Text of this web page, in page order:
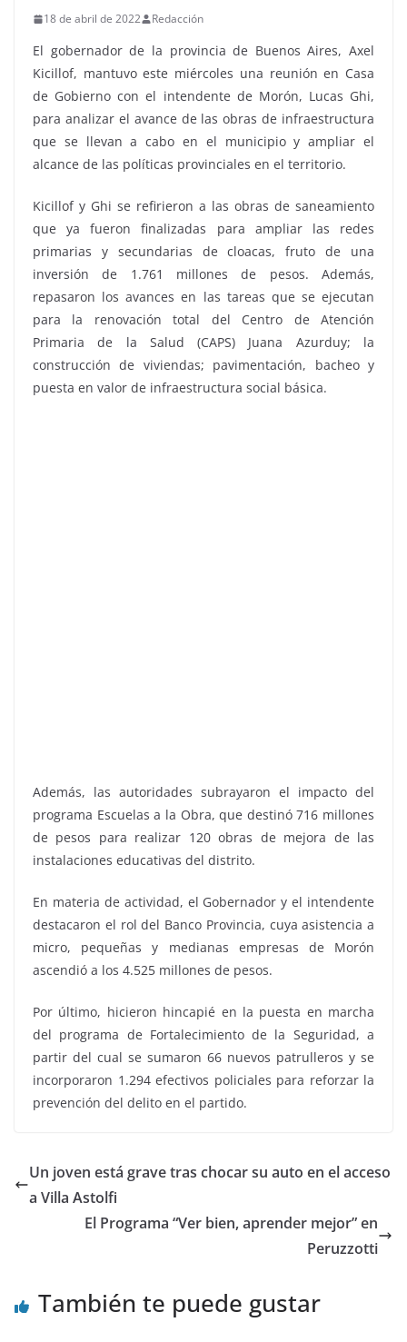
18 de abril de 2022 Redacción
El gobernador de la provincia de Buenos Aires, Axel
Kicillof, mantuvo este miércoles una reunión en Casa
de Gobierno con el intendente de Morón, Lucas Ghi,
para analizar el avance de las obras de infraestructura
que se llevan a cabo en el municipio y ampliar el
alcance de las políticas provinciales en el territorio.
Kicillof y Ghi se refirieron a las obras de saneamiento
que ya fueron finalizadas para ampliar las redes
primarias y secundarias de cloacas, fruto de una
inversión de 1.761 millones de pesos. Además,
repasaron los avances en las tareas que se ejecutan
para la renovación total del Centro de Atención
Primaria de la Salud (CAPS) Juana Azurduy; la
construcción de viviendas; pavimentación, bacheo y
puesta en valor de infraestructura social básica.
Además, las autoridades subrayaron el impacto del
programa Escuelas a la Obra, que destinó 716 millones
de pesos para realizar 120 obras de mejora de las
instalaciones educativas del distrito.
En materia de actividad, el Gobernador y el intendente
destacaron el rol del Banco Provincia, cuya asistencia a
micro, pequeñas y medianas empresas de Morón
ascendió a los 4.525 millones de pesos.
Por último, hicieron hincapié en la puesta en marcha
del programa de Fortalecimiento de la Seguridad, a
partir del cual se sumaron 66 nuevos patrulleros y se
incorporaron 1.294 efectivos policiales para reforzar la
prevención del delito en el partido.
Un joven está grave tras chocar su auto en el acceso
a Villa Astolfi
El Programa “Ver bien, aprender mejor” en
Peruzzotti
También te puede gustar